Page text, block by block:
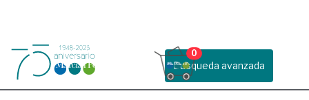
Busqueda avanzada
0